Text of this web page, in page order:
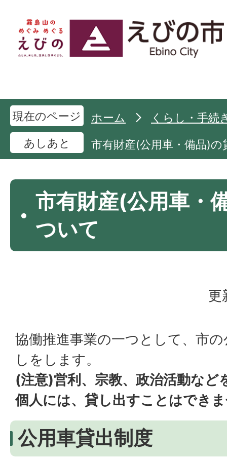
現在のページ ホーム
くらし・手続
あしあと
市有財産(公用車・備品)
市有財産(公用車・
ついて
更
協働推進事業の一つとして、市
しをします。
(注意)営利、宗教、政治活動など
個人には、貸し出すことはでき
公用車貸出制度